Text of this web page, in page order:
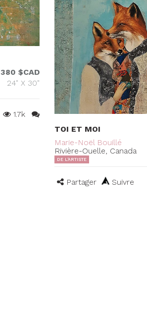
380 $CAD
24" X 30"
1.7k
TOI ET MOI
Marie-Noël Bouillé
Rivière-Ouelle, Canada
DE L'ARTISTE
Partager Suivre